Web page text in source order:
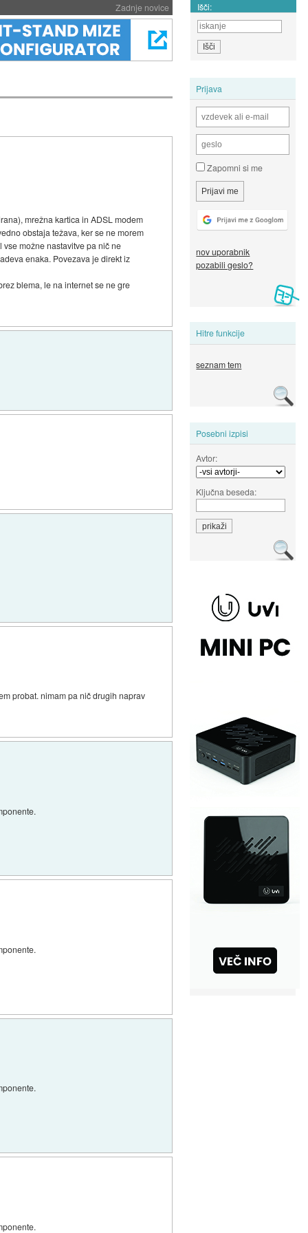
Zadnje novice Išči:
Prijava
Zapomni si me
nov uporabnik
pozabili geslo?
Hitre funkcije
seznam tem
Posebni izpisi
Avtor:
Ključna beseda:
mrežna kartica in ADSL modem
obstaja težava, ker se ne morem
možne nastavitve pa nič ne
enaka. Povezava je direkt iz
blema, le na internet se ne gre
probat. nimam pa nič drugih naprav